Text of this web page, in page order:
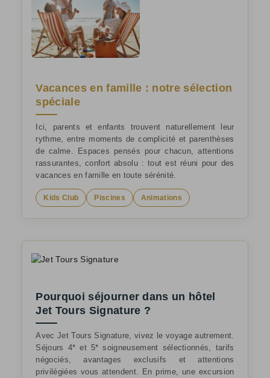
Vacances en famille : notre sélection
spéciale
Ici, parents et enfants trouvent naturellement leur
rythme, entre moments de complicité et parenthèses
de calme. Espaces pensés pour chacun, attentions
rassurantes, confort absolu : tout est réuni pour des
vacances en famille en toute sérénité.
Kids Club Piscines Animations
Pourquoi séjourner dans un hôtel
Jet Tours Signature ?
Avec Jet Tours Signature, vivez le voyage autrement.
Séjours 4* et 5* soigneusement sélectionnés, tarifs
négociés, avantages exclusifs et attentions
privilégiées vous attendent. En prime, une excursion